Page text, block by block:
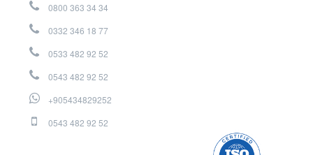
0800 363 34 34
0332 346 18 77
0533 482 92 52
0543 482 92 52
+905434829252
0543 482 92 52